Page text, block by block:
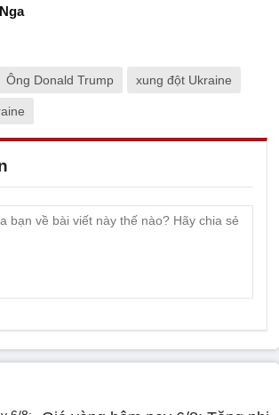
Nga
Ông Donald Trump xung đột Ukraine